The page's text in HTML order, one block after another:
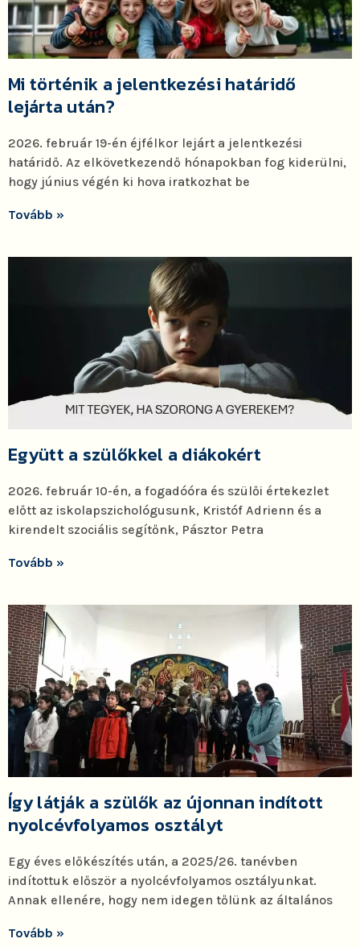
Mi történik a jelentkezési határidő
lejárta után?
2026. február 19-én éjfélkor lejárt a jelentkezési
határidő. Az elkövetkezendő hónapokban fog kiderülni,
hogy június végén ki hova iratkozhat be
Tovább »
Együtt a szülőkkel a diákokért
2026. február 10-én, a fogadóóra és szülői értekezlet
előtt az iskolapszichológusunk, Kristóf Adrienn és a
kirendelt szociális segítőnk, Pásztor Petra
Tovább »
Így látják a szülők az újonnan indított
nyolcévfolyamos osztályt
Egy éves előkészítés után, a 2025/26. tanévben
indítottuk először a nyolcévfolyamos osztályunkat.
Annak ellenére, hogy nem idegen tőlünk az általános
Tovább »